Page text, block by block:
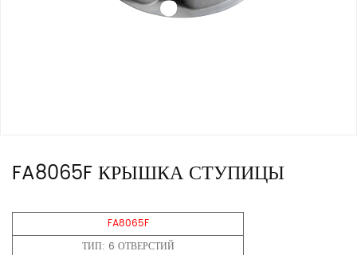
FA8065F КРЫШКА СТУПИЦЫ
FA8065F
ТИП: 6 ОТВЕРСТИЙ